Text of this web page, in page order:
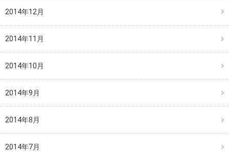
2014年12月
2014年11月
2014年10月
2014年9月
2014年8月
2014年7月